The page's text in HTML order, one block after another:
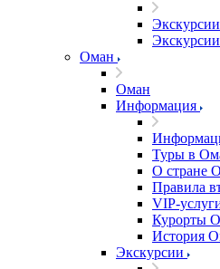
Экскурсии
Оман
Оман
Информация
Туры в
О стране
Правила
VIP-
Курорты
История
Экскурсии